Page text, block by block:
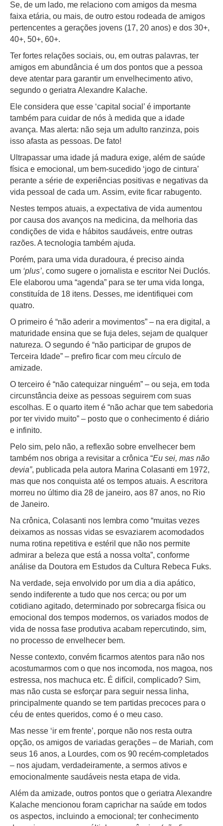
Se, de um lado, me relaciono com amigos da mesma
faixa etária, ou mais, de outro estou rodeada de amigos
pertencentes a gerações jovens (17, 20 anos) e dos 30+,
40+, 50+, 60+.
Ter fortes relações sociais, ou, em outras palavras, ter
amigos em abundância é um dos pontos que a pessoa
deve atentar para garantir um envelhecimento ativo,
segundo o geriatra Alexandre Kalache.
Ele considera que esse ‘capital social’ é importante
também para cuidar de nós à medida que a idade
avança. Mas alerta: não seja um adulto ranzinza, pois
isso afasta as pessoas. De fato!
Ultrapassar uma idade já madura exige, além de saúde
física e emocional, um bem-sucedido ‘jogo de cintura’
perante a série de experiências positivas e negativas da
vida pessoal de cada um. Assim, evite ficar rabugento.
Nestes tempos atuais, a expectativa de vida aumentou
por causa dos avanços na medicina, da melhoria das
condições de vida e hábitos saudáveis, entre outras
razões. A tecnologia também ajuda.
Porém, para uma vida duradoura, é preciso ainda
um ‘plus’, como sugere o jornalista e escritor Nei Duclós.
Ele elaborou uma “agenda” para se ter uma vida longa,
constituída de 18 itens. Desses, me identifiquei com
quatro.
O primeiro é “não aderir a movimentos” – na era digital, a
maturidade ensina que se fuja deles, sejam de qualquer
natureza. O segundo é “não participar de grupos de
Terceira Idade” – prefiro ficar com meu círculo de
amizade.
O terceiro é “não catequizar ninguém” – ou seja, em toda
circunstância deixe as pessoas seguirem com suas
escolhas. E o quarto item é “não achar que tem sabedoria
por ter vivido muito” – posto que o conhecimento é diário
e infinito.
Pelo sim, pelo não, a reflexão sobre envelhecer bem
também nos obriga a revisitar a crônica “Eu sei, mas não
devia”, publicada pela autora Marina Colasanti em 1972,
mas que nos conquista até os tempos atuais. A escritora
morreu no último dia 28 de janeiro, aos 87 anos, no Rio
de Janeiro.
Na crônica, Colasanti nos lembra como “muitas vezes
deixamos as nossas vidas se esvaziarem acomodados
numa rotina repetitiva e estéril que não nos permite
admirar a beleza que está a nossa volta”, conforme
análise da Doutora em Estudos da Cultura Rebeca Fuks.
Na verdade, seja envolvido por um dia a dia apático,
sendo indiferente a tudo que nos cerca; ou por um
cotidiano agitado, determinado por sobrecarga física ou
emocional dos tempos modernos, os variados modos de
vida de nossa fase produtiva acabam repercutindo, sim,
no processo de envelhecer bem.
Nesse contexto, convém ficarmos atentos para não nos
acostumarmos com o que nos incomoda, nos magoa, nos
estressa, nos machuca etc. É difícil, complicado? Sim,
mas não custa se esforçar para seguir nessa linha,
principalmente quando se tem partidas precoces para o
céu de entes queridos, como é o meu caso.
Mas nesse ‘ir em frente’, porque não nos resta outra
opção, os amigos de variadas gerações – de Mariah, com
seus 16 anos, a Lourdes, com os 90 recém-completados
– nos ajudam, verdadeiramente, a sermos ativos e
emocionalmente saudáveis nesta etapa de vida.
Além da amizade, outros pontos que o geriatra Alexandre
Kalache mencionou foram caprichar na saúde em todos
os aspectos, incluindo a emocional; ter conhecimento